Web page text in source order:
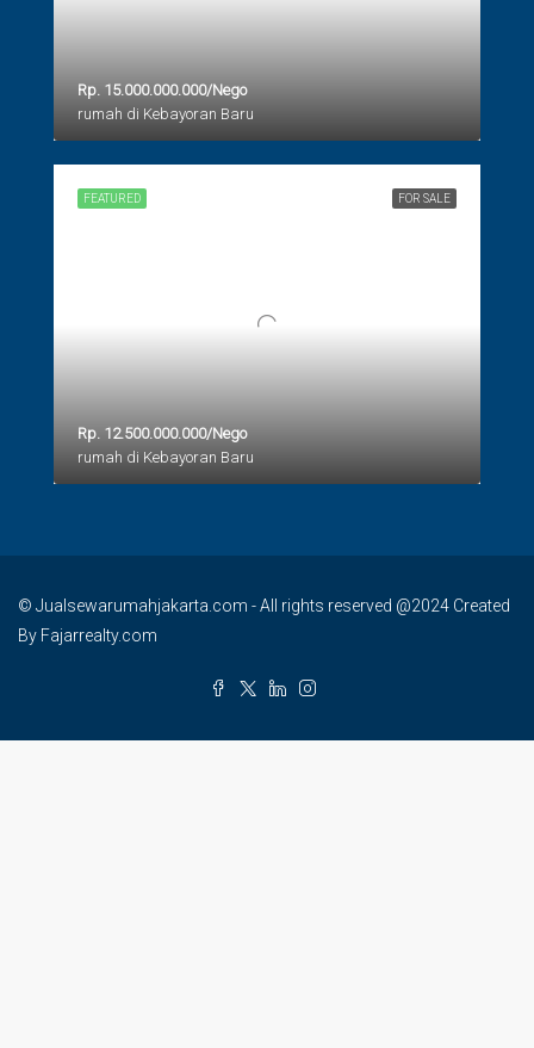
Rp. 15.000.000.000/Nego
rumah di Kebayoran Baru
FOR SALE
FEATURED
Rp. 12.500.000.000/Nego
rumah di Kebayoran Baru
© Jualsewarumahjakarta.com - All rights reserved @2024 Created
By Fajarrealty.com